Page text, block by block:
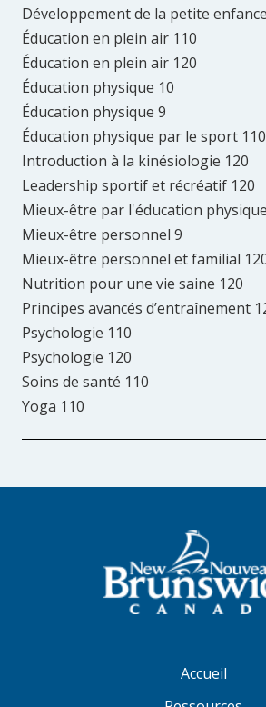
Développement de la petite
Éducation en plein air 110
Éducation en plein air 120
Éducation physique 10
Éducation physique 9
Éducation physique par le sport 110
Introduction à la kinésiologie 120
Leadership sportif et récréatif 120
Mieux-être par l'éducation
Mieux-être personnel 9
Mieux-être personnel et familial
Nutrition pour une vie saine 120
Principes avancés d’entraînement
Psychologie 110
Psychologie 120
Soins de santé 110
Yoga 110
Accueil